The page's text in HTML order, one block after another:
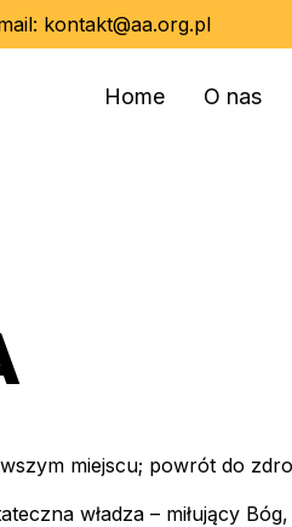
kontakt@aa.org.pl
Home O nas
miejscu; powrót do
władza – miłujący